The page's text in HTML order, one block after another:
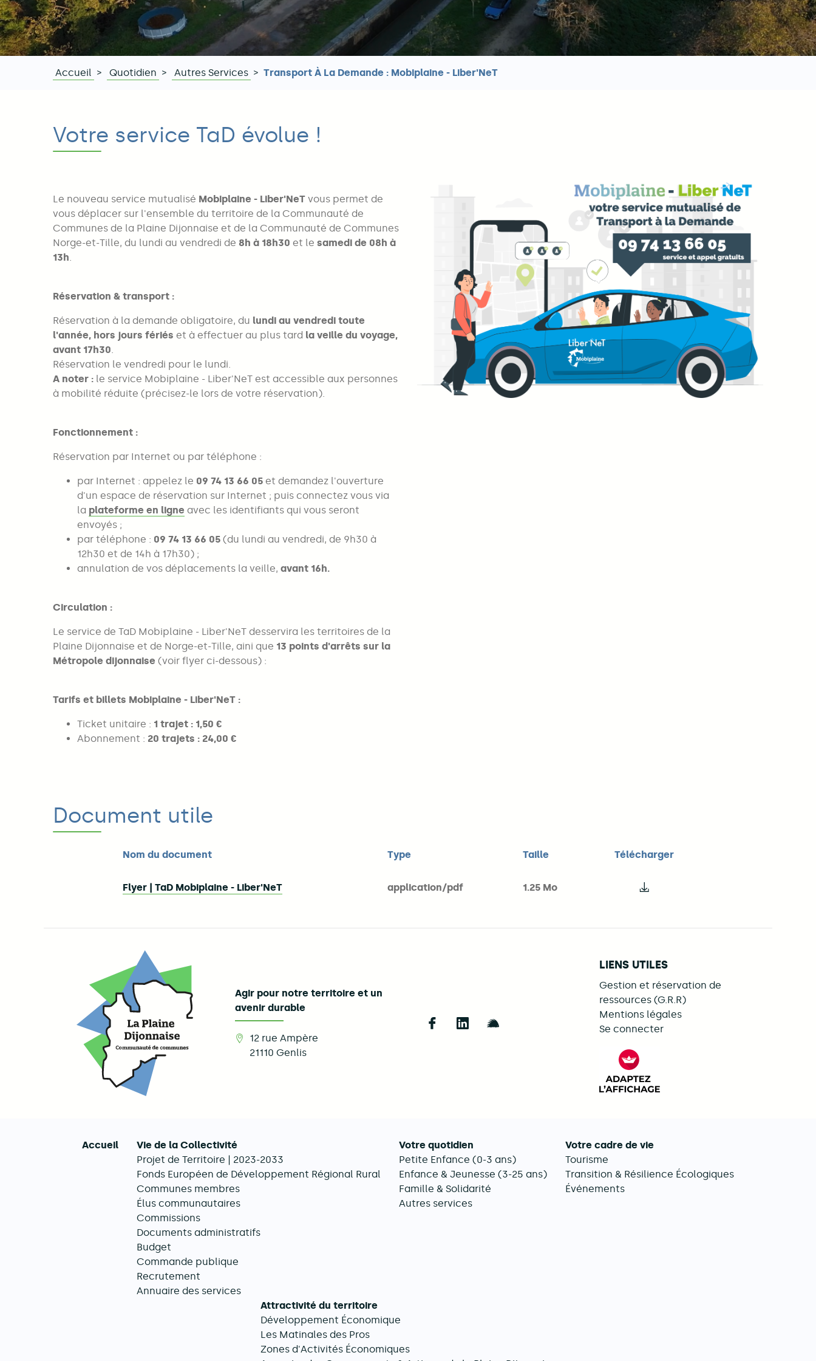
d'Ariane
Accueil Quotidien Autres Services Transport À La Demande : Mobiplaine - Liber'NeT
Votre service TaD évolue !
Le nouveau service mutualisé Mobiplaine - Liber'NeT vous permet de
vous déplacer sur l'ensemble du territoire de la Communauté de
Communes de la Plaine Dijonnaise et de la Communauté de Communes
Norge-et-Tille, du lundi au vendredi de 8h à 18h30 et le samedi de 08h à
13h
Réservation & transport :
Réservation à la demande obligatoire, du lundi au vendredi toute
l'année, hors jours fériés et à effectuer au plus tard la veille du voyage,
avant 17h30
Réservation le vendredi pour le lundi.
A noter : le service Mobiplaine - Liber'NeT est accessible aux personnes
à mobilité réduite (précisez-le lors de votre réservation).
Fonctionnement :
Réservation par Internet ou par téléphone :
par Internet : appelez le 09 74 13 66 05 et demandez l'ouverture
d'un espace de réservation sur Internet ; puis connectez vous via
la plateforme en ligne avec les identifiants qui vous seront
envoyés ;
par téléphone : 09 74 13 66 05 (du lundi au vendredi, de 9h30 à
12h30 et de 14h à 17h30) ;
annulation de vos déplacements la veille, avant 16h.
Circulation :
Le service de TaD Mobiplaine - Liber'NeT desservira les territoires de la
Plaine Dijonnaise et de Norge-et-Tille, aini que 13 points d'arrêts sur la
Métropole dijonnaise (voir flyer ci-dessous) :
Tarifs et billets Mobiplaine - Liber'NeT :
Ticket unitaire : 1 trajet : 1,50 €
Abonnement : 20 trajets : 24,00 €
Document utile
Nom du document Type Taille Télécharger
Flyer | TaD Mobiplaine - Liber'NeT application/pdf 1.25 Mo
le fichier Flyer | TaD Mobiplaine -
Agir pour notre territoire et un
avenir durable
12 rue Ampère
21110 Genlis
Follow us on Facebook
Follow us on LinkedIn
Follow us on Illiwap
LIENS UTILES
Gestion et réservation de
ressources (G.R.R)
Mentions légales
Se connecter
FACIL'iti : Adaptez l’affichage
Navigation principale
Accueil
Vie de la Collectivité
Projet de Territoire | 2023-2033
Fonds Européen de Développement Régional Rural
Communes membres
Élus communautaires
Commissions
Documents administratifs
Budget
Commande publique
Recrutement
Annuaire des services
Votre quotidien
Petite Enfance (0-3 ans)
Enfance & Jeunesse (3-25 ans)
Famille & Solidarité
Autres services
Votre cadre de vie
Tourisme
Transition & Résilience Écologiques
Événements
Attractivité du territoire
Développement Économique
Les Matinales des Pros
Zones d'Activités Économiques